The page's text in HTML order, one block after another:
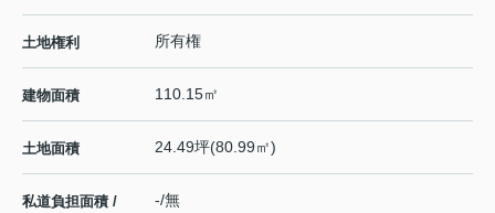
土地権利 所有権
建物面積 110.15㎡
土地面積 24.49坪(80.99㎡)
私道負担面積 /
-/無